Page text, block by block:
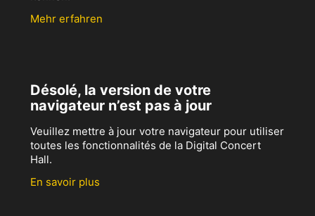
Mehr erfahren
Désolé, la version de votre
navigateur n’est pas à jour
Veuillez mettre à jour votre navigateur pour utiliser
toutes les fonctionnalités de la Digital Concert
Hall.
En savoir plus